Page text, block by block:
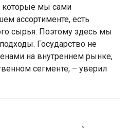
которые мы сами
ассортименте, есть
сырья. Поэтому здесь мы
Государство не
на внутреннем рынке,
сегменте, – уверил